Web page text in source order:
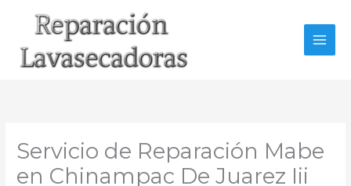
Servicio de Reparación Mabe
en Chinampac De Juarez Iii